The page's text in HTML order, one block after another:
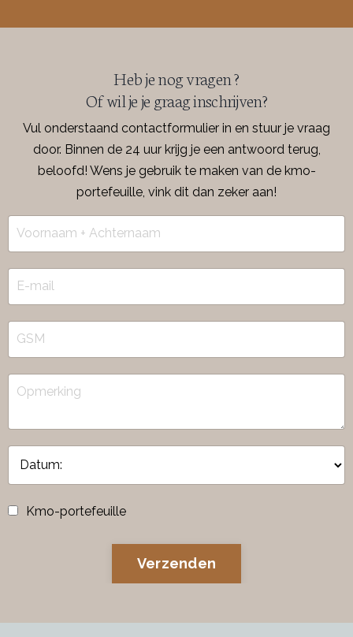
Heb je nog vragen ?
Of wil je je graag inschrijven?
Vul onderstaand contactformulier in en stuur je vraag
door. Binnen de 24 uur krijg je een antwoord terug,
beloofd! Wens je gebruik te maken van de kmo-
portefeuille, vink dit dan zeker aan!
Kmo-portefeuille
Verzenden